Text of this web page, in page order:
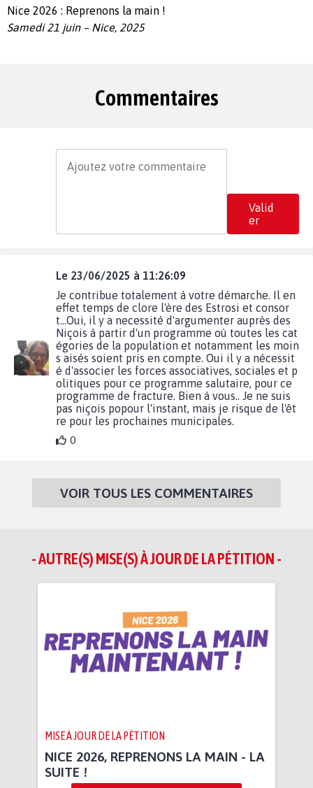
Nice 2026 : Reprenons la main !
Samedi 21 juin – Nice, 2025
Commentaires
Valid
er
Le 23/06/2025 à 11:26:09
Je contribue totalement à votre démarche. Il en
effet temps de clore l'ère des Estrosi et consor
t...Oui, il y a necessité d'argumenter auprès des
Niçois à partir d'un programme où toutes les cat
égories de la population et notamment les moin
s aisés soient pris en compte. Oui il y a nécessit
é d'associer les forces associatives, sociales et p
olitiques pour ce programme salutaire, pour ce
programme de fracture. Bien à vous.. Je ne suis
pas niçois popour l'instant, mais je risque de l'êt
re pour les prochaines municipales.
0
VOIR TOUS LES COMMENTAIRES
- AUTRE(S) MISE(S) À JOUR DE LA PÉTITION -
MISE À JOUR DE LA PÉTITION
NICE 2026, REPRENONS LA MAIN - LA
SUITE !